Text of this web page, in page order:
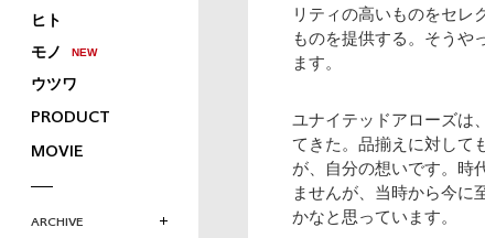
ヒト
モノ
ウツワ
PRODUCT
MOVIE
ARCHIVE
リティの高いものをセレ
ものを提供する。そうや
ます。
ユナイテッドアローズは
てきた。品揃えに対して
が、自分の想いです。時
ませんが、当時から今に
かなと思っています。